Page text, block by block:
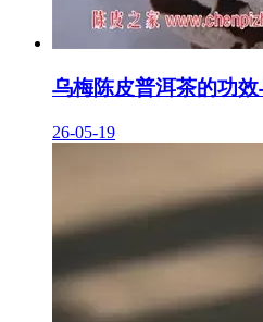
乌梅陈皮普洱茶的功
26-05-19